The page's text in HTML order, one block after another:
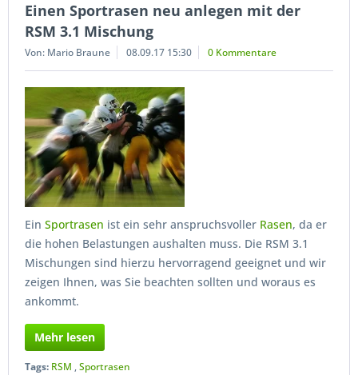
Einen Sportrasen neu anlegen mit der
RSM 3.1 Mischung
Von: Mario Braune 08.09.17 15:30 0 Kommentare
Ein Sportrasen ist ein sehr anspruchsvoller Rasen, da er
die hohen Belastungen aushalten muss. Die RSM 3.1
Mischungen sind hierzu hervorragend geeignet und wir
zeigen Ihnen, was Sie beachten sollten und woraus es
ankommt.
Mehr lesen
Tags: RSM ,Sportrasen